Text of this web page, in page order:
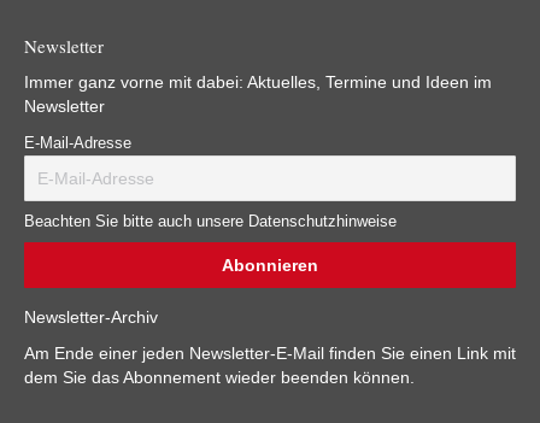
Newsletter
Immer ganz vorne mit dabei: Aktuelles, Termine und Ideen im
Newsletter
E-Mail-Adresse
Beachten Sie bitte auch unsere Datenschutzhinweise
Newsletter-Archiv
Am Ende einer jeden Newsletter-E-Mail finden Sie einen Link mit
dem Sie das Abonnement wieder beenden können.